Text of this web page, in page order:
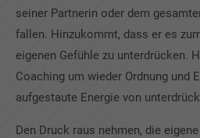
seiner Partnerin oder dem
fallen. Hinzukommt, dass er es
eigenen Gefühle zu unterdrücken.
Coaching um wieder Ordnung und
aufgestaute Energie von
Den Druck raus nehmen, die